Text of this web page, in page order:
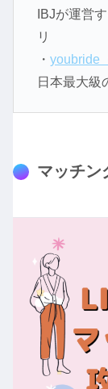
IBJが運営
リ
・ youbride
日本最大級
マッチン